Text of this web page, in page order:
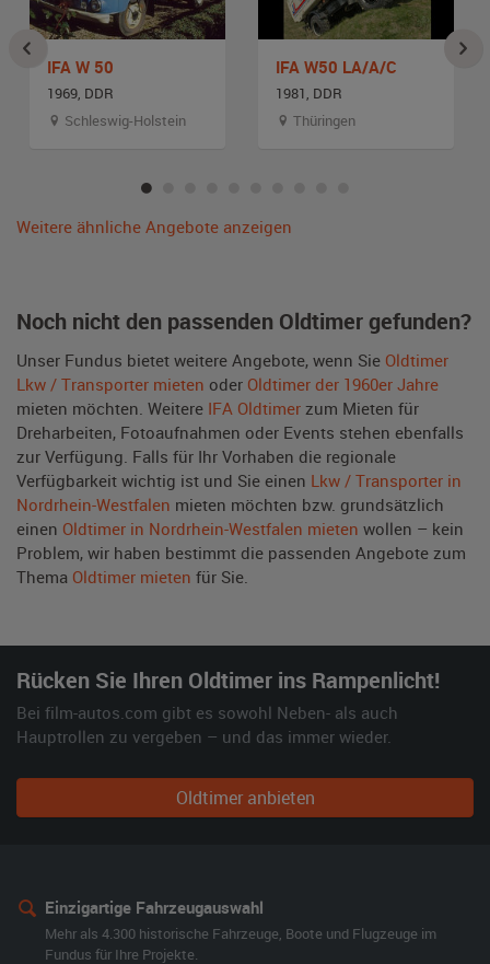
IFA W 50
1969, DDR
Schleswig-Holstein
IFA W50 LA/A/C
1981, DDR
Thüringen
Weitere ähnliche Angebote anzeigen
Noch nicht den passenden Oldtimer gefunden?
Unser Fundus bietet weitere Angebote, wenn Sie Oldtimer
Lkw / Transporter mieten oder Oldtimer der 1960er Jahre
mieten möchten. Weitere IFA Oldtimer zum Mieten für
Dreharbeiten, Fotoaufnahmen oder Events stehen ebenfalls
zur Verfügung. Falls für Ihr Vorhaben die regionale
Verfügbarkeit wichtig ist und Sie einen Lkw / Transporter in
Nordrhein-Westfalen mieten möchten bzw. grundsätzlich
einen Oldtimer in Nordrhein-Westfalen mieten wollen – kein
Problem, wir haben bestimmt die passenden Angebote zum
Thema Oldtimer mieten für Sie.
Rücken Sie Ihren Oldtimer ins Rampenlicht!
Bei film-autos.com gibt es sowohl Neben- als auch
Hauptrollen zu vergeben – und das immer wieder.
Oldtimer anbieten
Einzigartige Fahrzeugauswahl
Mehr als 4.300 historische Fahrzeuge, Boote und Flugzeuge im
Fundus für Ihre Projekte.